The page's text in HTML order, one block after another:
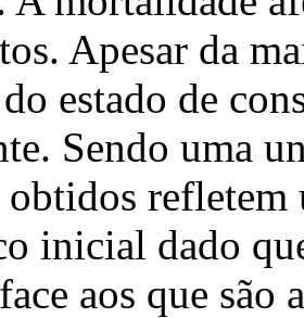
Apesar da
do estado de
Sendo uma
obtidos
inicial dado
aos que são